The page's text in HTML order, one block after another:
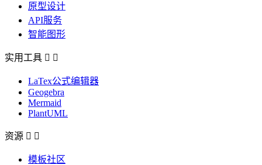
原型设计
API服务
智能图形
实用工具  
LaTex公式编辑器
Geogebra
Mermaid
PlantUML
资源  
模板社区